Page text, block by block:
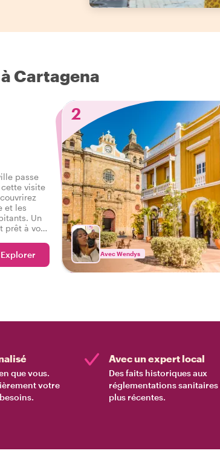
Cartagena
passe
cette visite
et les
Un
prêt à vous
locale et
Explorer
2
Avec Wendys
que vous.
votre
Avec un expert local
Des faits historiques aux
réglementations sanitaires
plus récentes.